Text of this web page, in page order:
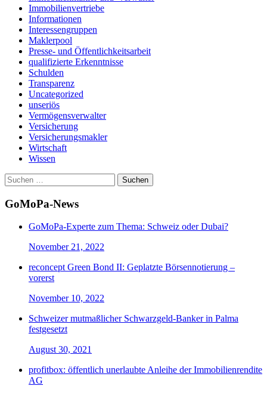
Immobilienvertriebe
Informationen
Interessengruppen
Maklerpool
Presse- und Öffentlichkeitsarbeit
qualifizierte Erkenntnisse
Schulden
Transparenz
Uncategorized
unseriös
Vermögensverwalter
Versicherung
Versicherungsmakler
Wirtschaft
Wissen
Suchen
nach:
GoMoPa-News
GoMoPa-Experte zum Thema: Schweiz oder Dubai?
November 21, 2022
reconcept Green Bond II: Geplatzte Börsennotierung –
vorerst
November 10, 2022
Schweizer mutmaßlicher Schwarzgeld-Banker in Palma
festgesetzt
August 30, 2021
profitbox: öffentlich unerlaubte Anleihe der Immobilienrendite
AG